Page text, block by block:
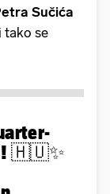
Sučića
tako se
🇭🇺✨